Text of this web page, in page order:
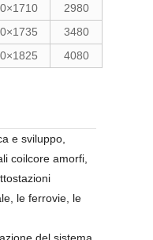
2980
3480
4080
e sviluppo,
coilcore amorfi,
le ferrovie, le